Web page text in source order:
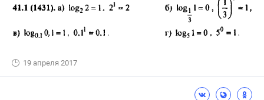
19 апреля 2017